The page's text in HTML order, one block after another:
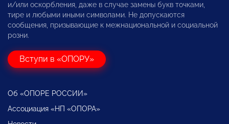
и/или оскорбления, даже в случае замены букв точками,
тире и любыми иными символами. Не допускаются
сообщения, призывающие к межнациональной и социальной
розни.
Вступи в «ОПОРУ»
Об «ОПОРЕ РОССИИ»
Ассоциация «НП «ОПОРА»